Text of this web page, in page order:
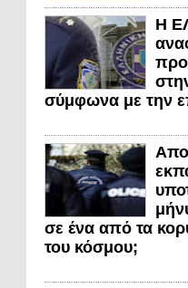
Η
σύμφωνα με την
σε ένα από τα
του κόσμου;